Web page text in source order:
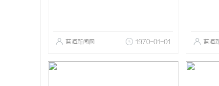
蓝海新闻网 1970-01-01 蓝海